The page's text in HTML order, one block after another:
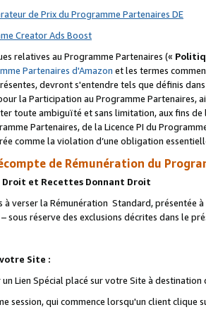
de Prix du Programme Partenaires DE
Creator Ads Boost
relatives au Programme Partenaires («
Partenaires d'Amazon et les termes
devront s'entendre tels que définis
la Participation au Programme Partenaires,
toute ambiguïté et sans limitation, aux fins
Partenaires, de la Licence PI du
comme la violation d’une obligation
de Rémunération du
Droit et Recettes Donnant Droit
à verser la Rémunération Standard, présentée
sous réserve des exclusions décrites dans le
Site :
Lien Spécial placé sur votre Site à destination
session, qui commence lorsqu'un client